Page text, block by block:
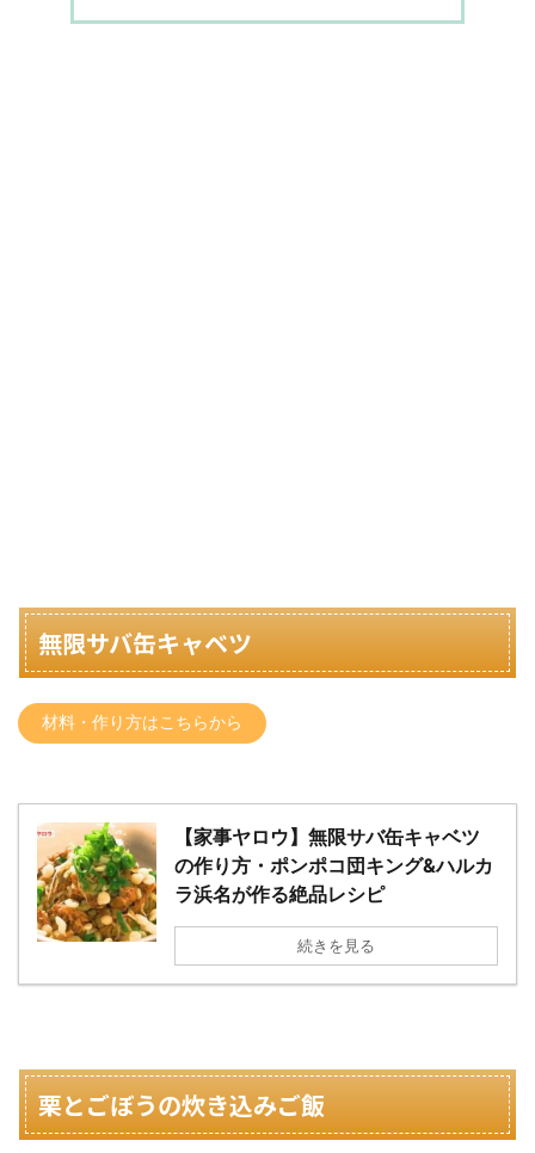
無限サバ缶キャベツ
材料・作り方はこちらから
【家事ヤロウ】無限サバ缶キャベツ
の作り方・ポンポコ団キング&ハルカ
ラ浜名が作る絶品レシピ
続きを見る
栗とごぼうの炊き込みご飯